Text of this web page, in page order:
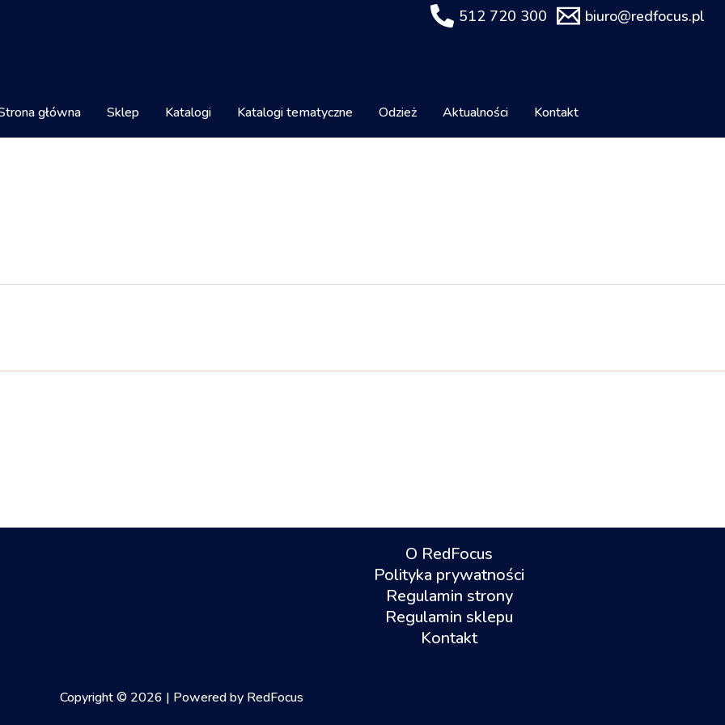
512 720 300 biuro@redfocus.pl
główna Sklep Katalogi Katalogi tematyczne Odzież Aktualności Kontakt
O RedFocus
Polityka prywatności
Regulamin strony
Regulamin sklepu
Kontakt
Copyright © 2026 | Powered by RedFocus